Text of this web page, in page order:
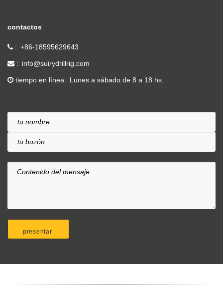
contactos
+86-18595629643
info@suirydrillrig.com
tiempo en línea Lunes a sábado de 8 a 18 hs.
tu nombre
tu buzón
Contenido del mensaje